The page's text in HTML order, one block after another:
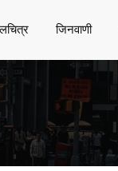
जिनवाणी